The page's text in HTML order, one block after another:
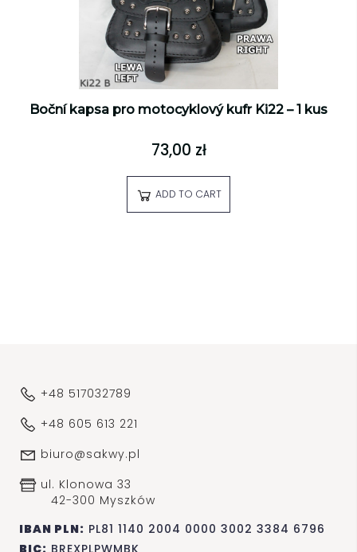
Boční kapsa pro motocyklový kufr Ki22 – 1 kus
73,00 zł
ADD TO CART
+48 517032789
+48 605 613 221
biuro@sakwy.pl
ul. Klonowa 33
42-300 Myszków
IBAN PLN: PL81 1140 2004 0000 3002 3384 6796